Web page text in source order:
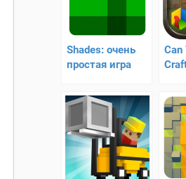
Shades: очень
простая игра
Can